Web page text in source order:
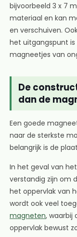
bijvoorbeeld 3 x 7
materiaal en kan
en verschuiven.
het uitgangspunt
magneetjes van
De
dan de
Een goede
naar de sterkste
belangrijk is de
In het geval van
verstandig zijn om
het oppervlak van
wordt ook veel
magneten, waarbij
oppervlak bewust